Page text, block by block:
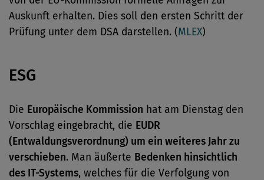
Auskunft erhalten. Dies soll den ersten Schritt der
Prüfung unter dem DSA darstellen. (MLEX)
ESG
Die Europäische Kommission hat am Dienstag den
Vorschlag eingebracht, die EUDR
(Entwaldungsverordnung) um ein weiteres Jahr zu
verschieben. Man äußerte Bedenken hinsichtlich
des IT-Systems, welches für die Verfolgung von